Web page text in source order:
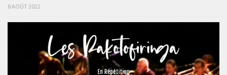
8 AOÛT 2022